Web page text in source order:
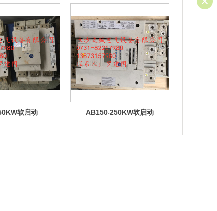
软启动 AB150-250KW软启动